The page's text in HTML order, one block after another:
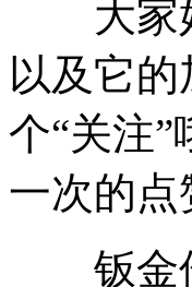
大家好
以及它
个“关注
一次的
钣金件